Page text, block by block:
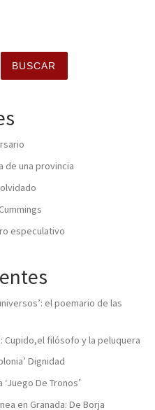
BUSCAR
de una provincia
especulativo
el poemario de las
Cupido,el filósofo y la peluquera
Dignidad
De Tronos’
en Granada: De Borja